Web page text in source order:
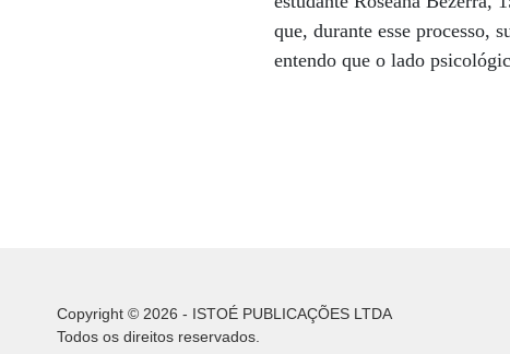
que, durante esse processo,
entendo que o lado
Copyright © 2026 - ISTOÉ PUBLICAÇÕES LTDA
Todos os direitos reservados.